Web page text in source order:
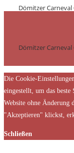
Dömitzer Carneval
Dömitzer Carneval
Die Cookie-
eingestellt, um das
Website ohne Änderung
"Akzeptieren" klickst,
Schließen